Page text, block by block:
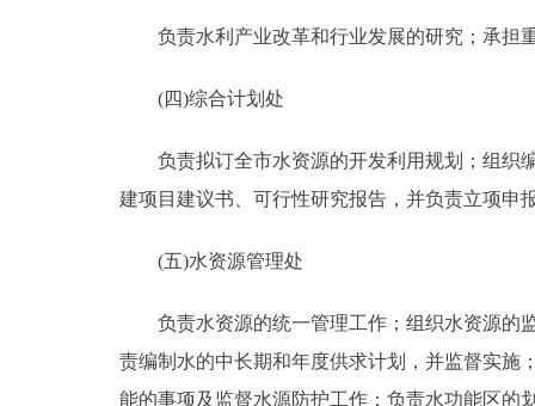
负责水利产业改革和行业发展的研究；承担重
(四)综合计划处
负责拟订全市水资源的开发利用规划；组织编
建项目建议书、可行性研究报告，并负责立项申
(五)水资源管理处
负责水资源的统一管理工作；组织水资源的监
责编制水的中长期和年度供求计划，并监督实施
能的事项及监督水源防护工作；负责水功能区的